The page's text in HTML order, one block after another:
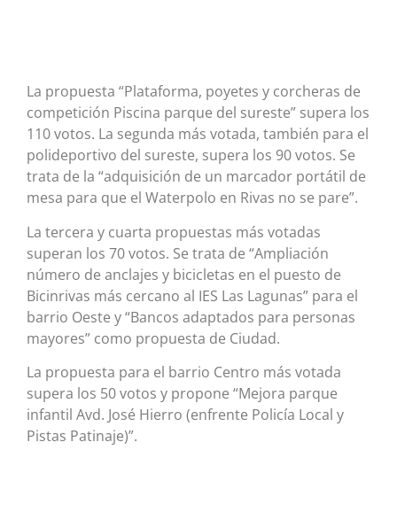
La propuesta “Plataforma, poyetes y corcheras de
competición Piscina parque del sureste” supera los
110 votos. La segunda más votada, también para el
polideportivo del sureste, supera los 90 votos. Se
trata de la “adquisición de un marcador portátil de
mesa para que el Waterpolo en Rivas no se pare”.
La tercera y cuarta propuestas más votadas
superan los 70 votos. Se trata de “Ampliación
número de anclajes y bicicletas en el puesto de
Bicinrivas más cercano al IES Las Lagunas” para el
barrio Oeste y “Bancos adaptados para personas
mayores” como propuesta de Ciudad.
La propuesta para el barrio Centro más votada
supera los 50 votos y propone “Mejora parque
infantil Avd. José Hierro (enfrente Policía Local y
Pistas Patinaje)”.